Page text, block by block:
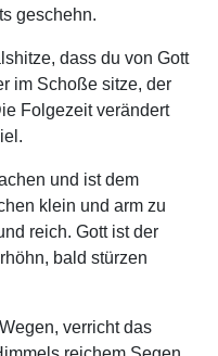
geschehn.
dass du von Gott
im Schoße sitze, der
Folgezeit verändert
und ist dem
klein und arm zu
reich. Gott ist der
bald stürzen
verricht das